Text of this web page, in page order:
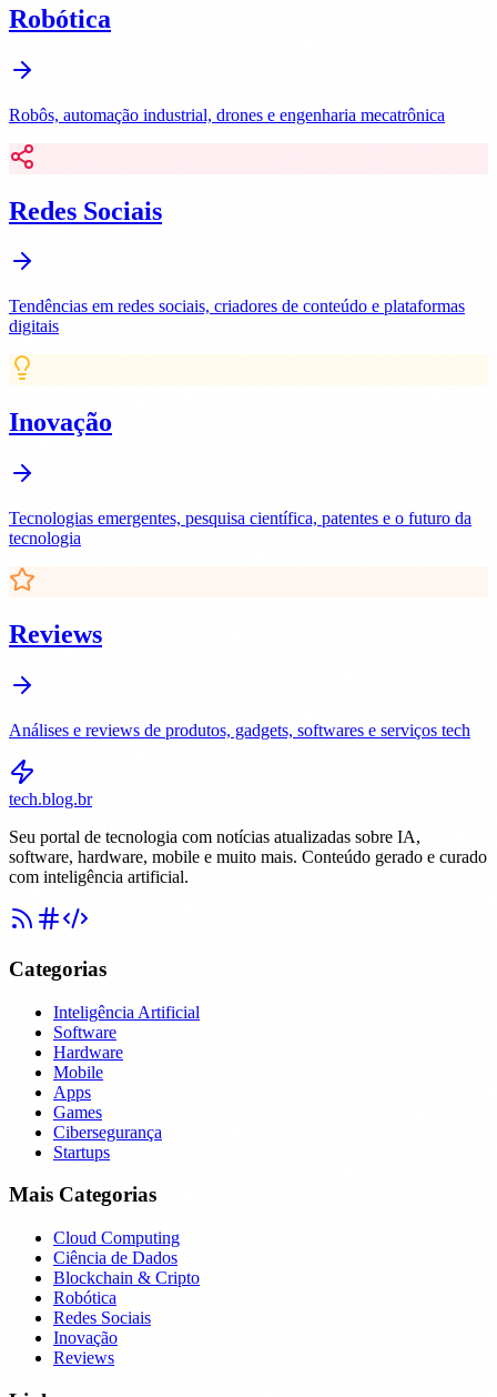
Robótica
Robôs, automação industrial, drones e engenharia mecatrônica
Redes Sociais
Tendências em redes sociais, criadores de conteúdo e plataformas
digitais
Inovação
Tecnologias emergentes, pesquisa científica, patentes e o futuro da
tecnologia
Reviews
Análises e reviews de produtos, gadgets, softwares e serviços tech
tech.blog.br
Seu portal de tecnologia com notícias atualizadas sobre IA,
software, hardware, mobile e muito mais. Conteúdo gerado e curado
com inteligência artificial.
Categorias
Inteligência Artificial
Software
Hardware
Mobile
Apps
Games
Cibersegurança
Startups
Mais Categorias
Cloud Computing
Ciência de Dados
Blockchain & Cripto
Robótica
Redes Sociais
Inovação
Reviews